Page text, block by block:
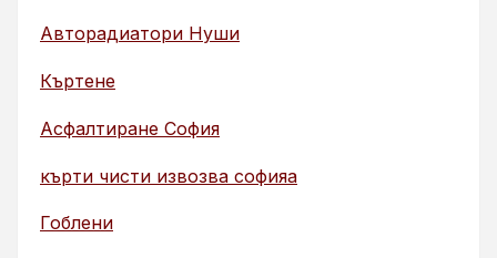
Авторадиатори Нуши
Къртене
Асфалтиране София
кърти чисти извозва софияа
Гоблени